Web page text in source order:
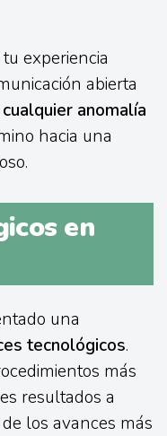
experiencia
abierta
anomalía
hacia una
en
una
tecnológicos.
más
resultados a
los avances más